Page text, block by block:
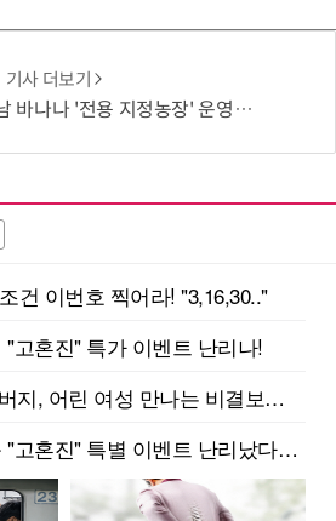
기사 더보기
나 '전용 지정농장' 운영…공급 기반 마련